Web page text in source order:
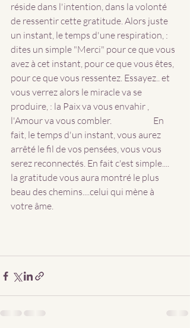
réside dans l'intention, dans la volonté
de ressentir cette gratitude. Alors juste
un instant, le temps d'une respiration, :
dites un simple "Merci" pour ce que vous
avez à cet instant, pour ce que vous êtes,
pour ce que vous ressentez. Essayez.. et
vous verrez alors le miracle va se
produire, : la Paix va vous envahir ,
l'Amour va vous combler. 		En
fait, le temps d'un instant, vous aurez
arrêté le fil de vos pensées, vous vous
serez reconnectés. En fait c'est simple....
la gratitude vous aura montré le plus
beau des chemins....celui qui mène à
votre âme.